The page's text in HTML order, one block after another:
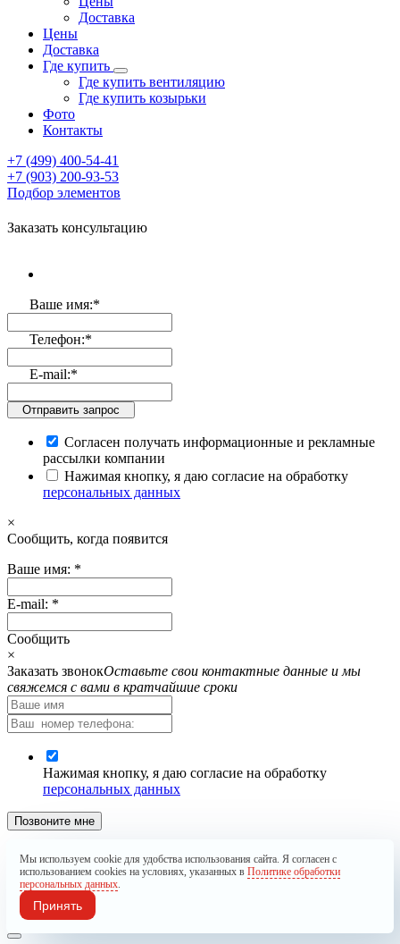
Доставка
Цены
Доставка
Где купить
Где купить вентиляцию
Где купить козырьки
Фото
Контакты
+7 (499) 400-54-41
+7 (903) 200-93-53
Подбор элементов
Заказать консультацию
Ваше имя:*
Телефон:*
E-mail:*
Отправить запрос
Согласен получать информационные и рекламные
рассылки компании
Нажимая кнопку, я даю согласие на обработку
персональных данных
×
Cообщить, когда появится
Ваше имя: *
E-mail: *
Cообщить
×
Заказать звонокОставьте свои контактные данные и мы
свяжемся с вами в кратчайшие сроки
Нажимая кнопку, я даю согласие на обработку
персональных данных
Позвоните мне
Запрос отправлен. Мы обязательно Вам перезвоним.
Подписка оформлена
Мы используем cookie для удобства использования сайта. Я согласен с
использованием cookies на условиях, указанных вПолитике обработки
персональных данных.
Принять